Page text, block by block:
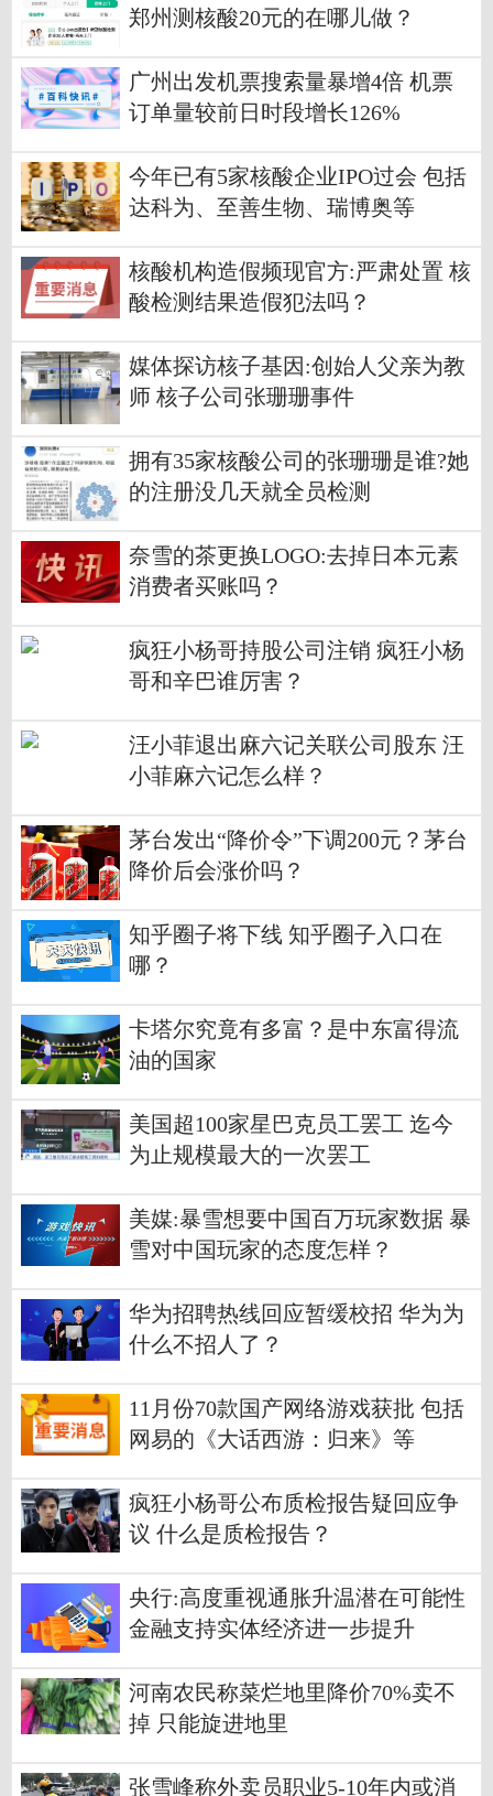
郑州测核酸20元的在哪儿做？
广州出发机票搜索量暴增4倍 机票
订单量较前日时段增长126%
今年已有5家核酸企业IPO过会 包括
达科为、至善生物、瑞博奥等
核酸机构造假频现官方:严肃处置 核
酸检测结果造假犯法吗？
媒体探访核子基因:创始人父亲为教
师 核子公司张珊珊事件
拥有35家核酸公司的张珊珊是谁?她
的注册没几天就全员检测
奈雪的茶更换LOGO:去掉日本元素
消费者买账吗？
疯狂小杨哥持股公司注销 疯狂小杨
哥和辛巴谁厉害？
汪小菲退出麻六记关联公司股东 汪
小菲麻六记怎么样？
茅台发出“降价令”下调200元？茅台
降价后会涨价吗？
知乎圈子将下线 知乎圈子入口在
哪？
卡塔尔究竟有多富？是中东富得流
油的国家
美国超100家星巴克员工罢工 迄今
为止规模最大的一次罢工
美媒:暴雪想要中国百万玩家数据 暴
雪对中国玩家的态度怎样？
华为招聘热线回应暂缓校招 华为为
什么不招人了？
11月份70款国产网络游戏获批 包括
网易的《大话西游：归来》等
疯狂小杨哥公布质检报告疑回应争
议 什么是质检报告？
央行:高度重视通胀升温潜在可能性
金融支持实体经济进一步提升
河南农民称菜烂地里降价70%卖不
掉 只能旋进地里
张雪峰称外卖员职业5-10年内或消